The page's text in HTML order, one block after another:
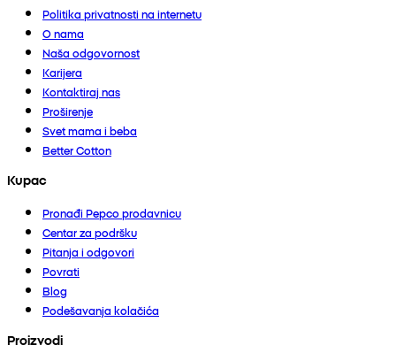
Politika privatnosti na internetu
O nama
Naša odgovornost
Karijera
Kontaktiraj nas
Proširenje
Svet mama i beba
Better Cotton
Kupac
Pronađi Pepco prodavnicu
Centar za podršku
Pitanja i odgovori
Povrati
Blog
Podešavanja kolačića
Proizvodi